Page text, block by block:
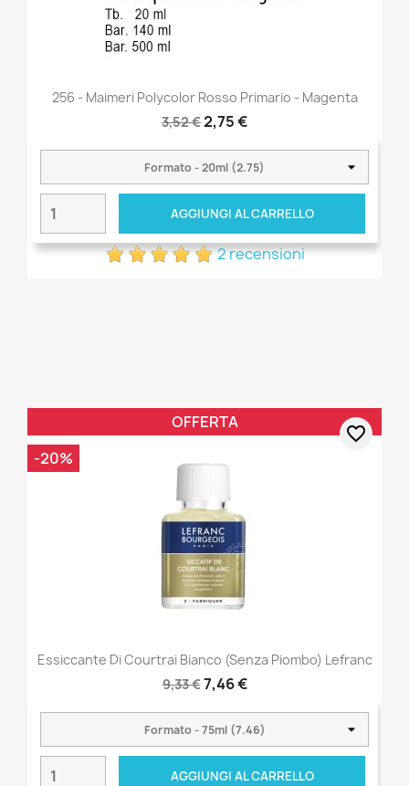
256 - Maimeri Polycolor Rosso Primario - Magenta
3,52 €2,75 €
AGGIUNGI AL CARRELLO
2 recensioni
Essiccante Di Courtrai Bianco (senza Piombo) Lefranc
9,33 €7,46 €
AGGIUNGI AL CARRELLO
OFFERTA
-20%
favorite_border